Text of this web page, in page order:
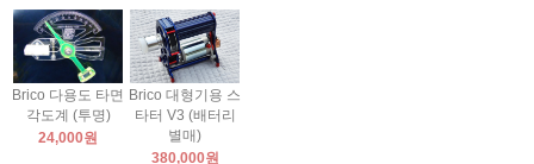
Brico 다용도 타면
각도계 (투명)
24,000원
Brico 대형기용 스
타터 V3 (배터리
별매)
380,000원